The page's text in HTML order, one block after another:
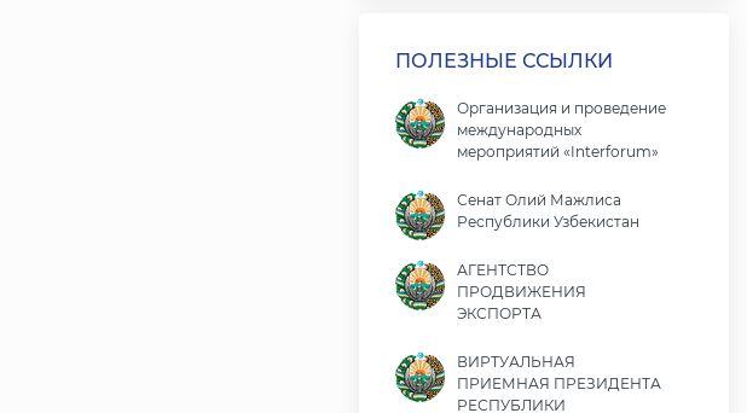
ПОЛЕЗНЫЕ ССЫЛКИ
Организация и проведение
международных
мероприятий «Interforum»
Сенат Олий Мажлиса
Республики Узбекистан
АГЕНТСТВО
ПРОДВИЖЕНИЯ
ЭКСПОРТА
ВИРТУАЛЬНАЯ
ПРИЕМНАЯ ПРЕЗИДЕНТА
РЕСПУБЛИКИ